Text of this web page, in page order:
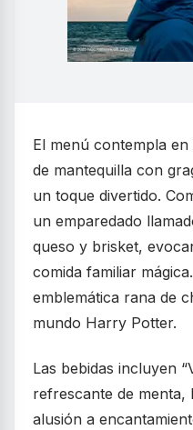
El menú contempla
de mantequilla con
un toque divertido.
un emparedado
queso y brisket,
comida familiar
emblemática rana de
mundo Harry Potter.
Las bebidas incluyen
refrescante de menta,
alusión a